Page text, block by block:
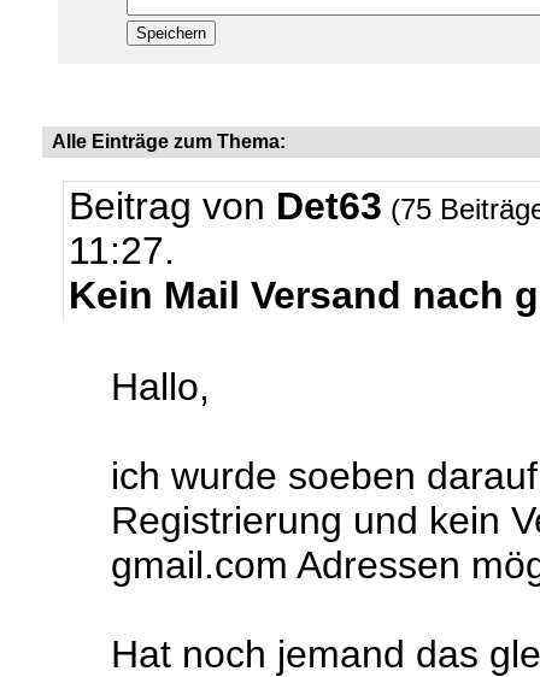
Alle Einträge zum Thema:
Beitrag von Det63 (75
11:27.
Kein Mail Versand nach
Hallo,
ich wurde soeben
Registrierung und kein
gmail.com Adressen
Hat noch jemand das